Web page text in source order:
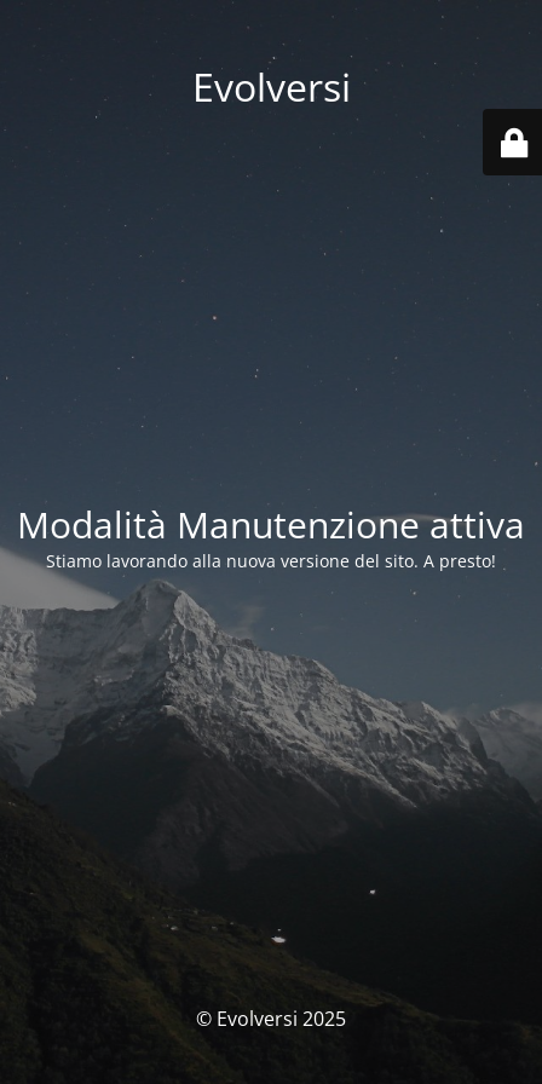
Evolversi
Modalità Manutenzione attiva
Stiamo lavorando alla nuova versione del sito. A presto!
© Evolversi 2025